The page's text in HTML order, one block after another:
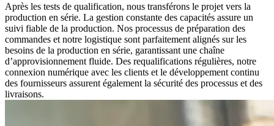
Après les tests de qualification, nous transférons le projet vers la
production en série. La gestion constante des capacités assure un
suivi fiable de la production. Nos processus de préparation des
commandes et notre logistique sont parfaitement alignés sur les
besoins de la production en série, garantissant une chaîne
d’approvisionnement fluide. Des requalifications régulières, notre
connexion numérique avec les clients et le développement continu
des fournisseurs assurent également la sécurité des processus et des
livraisons.